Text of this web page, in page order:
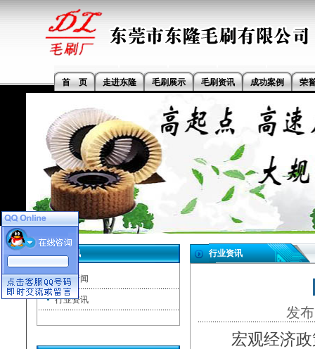
首 页 走进东隆 毛刷展示 毛刷资讯 成功案例 荣
毛刷资讯
公司新闻
行业资讯
行业资讯
发
宏观经济政